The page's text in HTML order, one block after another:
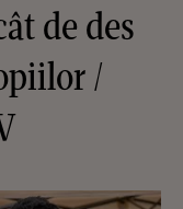
de des
/